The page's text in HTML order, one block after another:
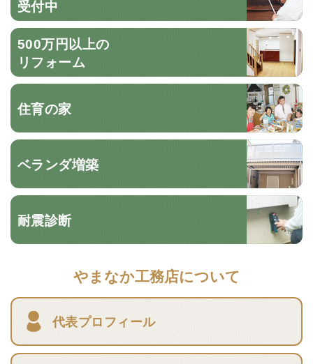
受付中
500万円以上の
リフォーム
住育の家
ベランダ増築
耐震診断
やまなか工務店について
代表プロフィール